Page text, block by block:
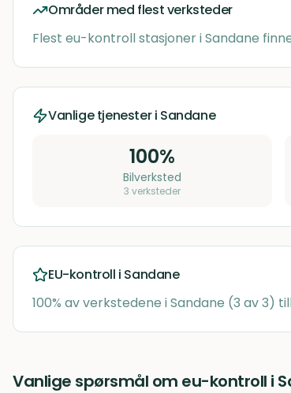
Områder med flest verksteder
Flest eu-kontroll stasjoneriSandane
Vanlige tjenester i Sandane
100%
Bilverksted
3 verksteder
EU-kontroll i Sandane
100% av verkstedene iSandane (3 av3)
Vanlige spørsmål om eu-kontroll i